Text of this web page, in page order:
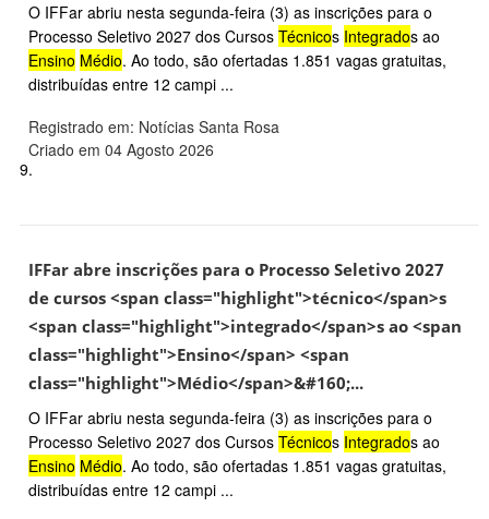
O IFFar abriu nesta segunda-feira (3) as inscrições para o
Processo Seletivo 2027 dos Cursos Técnicos Integrados ao
Ensino Médio. Ao todo, são ofertadas 1.851 vagas gratuitas,
distribuídas entre 12 campi ...
Registrado em: Notícias Santa Rosa
Criado em 04 Agosto 2026
9.
IFFar abre inscrições para o Processo Seletivo 2027
de cursos <span class="highlight">técnico</span>s
<span class="highlight">integrado</span>s ao <span
class="highlight">Ensino</span> <span
class="highlight">Médio</span>&#160;...
O IFFar abriu nesta segunda-feira (3) as inscrições para o
Processo Seletivo 2027 dos Cursos Técnicos Integrados ao
Ensino Médio. Ao todo, são ofertadas 1.851 vagas gratuitas,
distribuídas entre 12 campi ...